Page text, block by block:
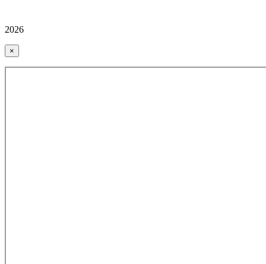
2026
×